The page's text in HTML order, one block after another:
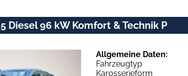
Diesel 96 kW Komfort & Technik P
Allgemeine Daten:
Fahrzeugtyp
Karosserieform